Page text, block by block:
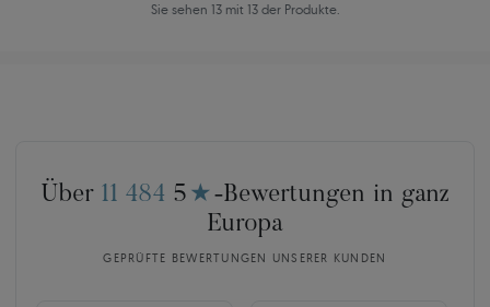
Sie sehen 13 mit 13 der Produkte.
Über 11 484 5 ★ -Bewertungen in ganz
Europa
GEPRÜFTE BEWERTUNGEN UNSERER KUNDEN